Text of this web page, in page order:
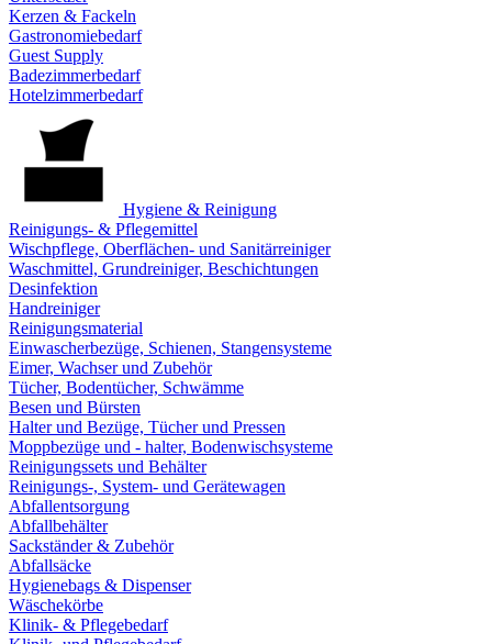
Kerzen & Fackeln
Gastronomiebedarf
Guest Supply
Badezimmerbedarf
Hotelzimmerbedarf
Hygiene & Reinigung
Reinigungs- & Pflegemittel
Wischpflege, Oberflächen- und Sanitärreiniger
Waschmittel, Grundreiniger, Beschichtungen
Desinfektion
Handreiniger
Reinigungsmaterial
Einwascherbezüge, Schienen, Stangensysteme
Eimer, Wachser und Zubehör
Tücher, Bodentücher, Schwämme
Besen und Bürsten
Halter und Bezüge, Tücher und Pressen
Moppbezüge und - halter, Bodenwischsysteme
Reinigungssets und Behälter
Reinigungs-, System- und Gerätewagen
Abfallentsorgung
Abfallbehälter
Sackständer & Zubehör
Abfallsäcke
Hygienebags & Dispenser
Wäschekörbe
Klinik- & Pflegebedarf